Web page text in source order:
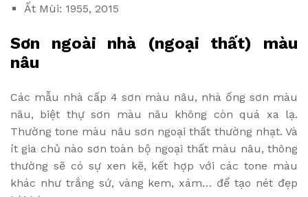
Ất Mùi: 1955, 2015
Sơn ngoài nhà (ngoại thất) màu
nâu
Các mẫu nhà cấp 4 sơn màu nâu, nhà ống sơn màu
nâu, biệt thự sơn màu nâu không còn quá xa lạ.
Thường tone màu nâu sơn ngoại thất thường nhạt. Và
ít gia chủ nào sơn toàn bộ ngoại thất màu nâu, thông
thường sẽ có sự xen kẽ, kết hợp với các tone màu
khác như trắng sứ, vàng kem, xám… để tạo nét đẹp